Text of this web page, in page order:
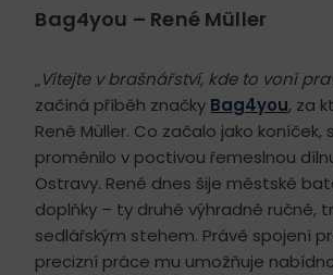
Bag4you – René Müller
„Vítejte v brašnářství, kde to voní
začíná příběh značky Bag4you, za
René Müller. Co začalo jako
proměnilo v poctivou řemeslnou
Ostravy. René dnes šije městské
doplňky – ty druhé výhradně ručně,
sedlářským stehem. Právě spojení
precizní práce mu umožňuje